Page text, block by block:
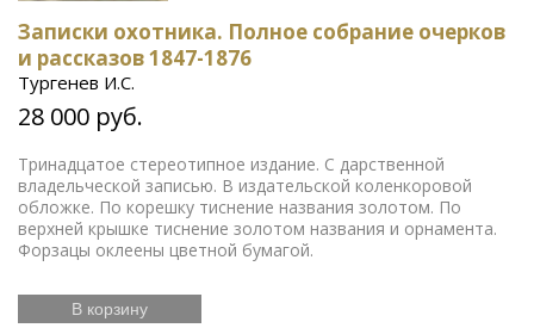
Записки охотника. Полное собрание очерков
и рассказов 1847-1876
Тургенев И.С.
28 000 руб.
Тринадцатое стереотипное издание. С дарственной
владельческой записью. В издательской коленкоровой
обложке. По корешку тиснение названия золотом. По
верхней крышке тиснение золотом названия и орнамента.
Форзацы оклеены цветной бумагой.
В корзину